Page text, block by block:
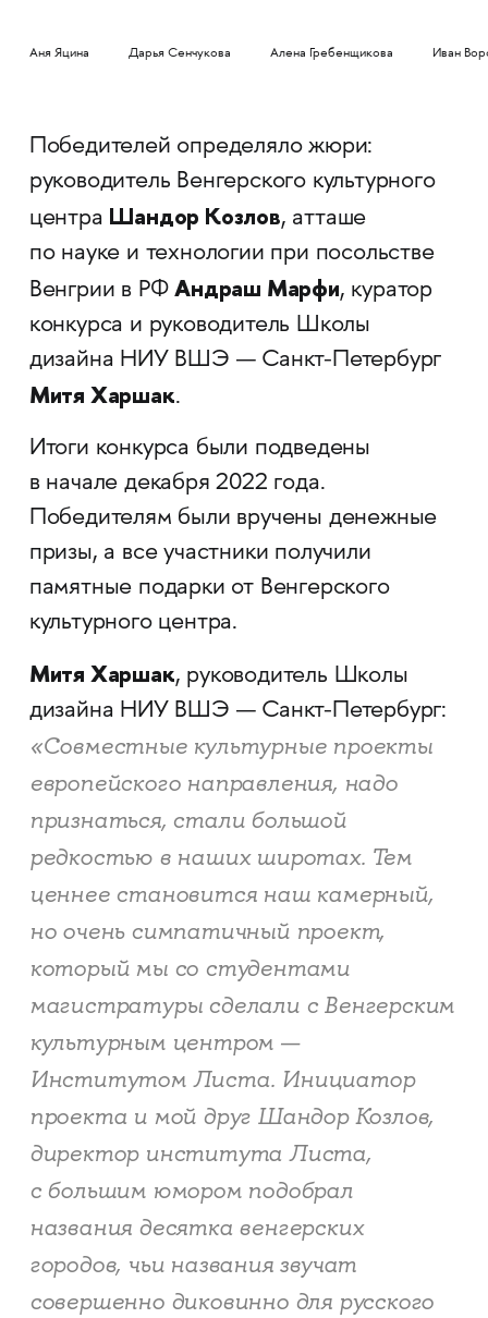
Аня Яцина Дарья Сенчукова Алена Гребенщикова Иван
Победителей определяло жюри:
руководитель Венгерского культурного
центра Шандор Козлов, атташе
по науке и технологии при посольстве
Венгрии в РФАндраш Марфи, куратор
конкурса и руководитель Школы
дизайна НИУ ВШЭ — Санкт-Петербург
Митя Харшак.
Итоги конкурса были подведены
в начале декабря 2022 года.
Победителям были вручены денежные
призы, а все участники получили
памятные подарки от Венгерского
культурного центра.
Митя Харшак, руководитель Школы
дизайна НИУ ВШЭ — Санкт-Петербург:
«Совместные культурные проекты
европейского направления, надо
признаться, стали большой
редкостью в наших широтах. Тем
ценнее становится наш камерный,
но очень симпатичный проект,
который мы со студентами
магистратуры сделали с Венгерским
культурным центром —
Институтом Листа. Инициатор
проекта и мой друг Шандор Козлов,
директор института Листа,
с большим юмором подобрал
названия десятка венгерских
городов, чьи названия звучат
совершенно диковинно для русского